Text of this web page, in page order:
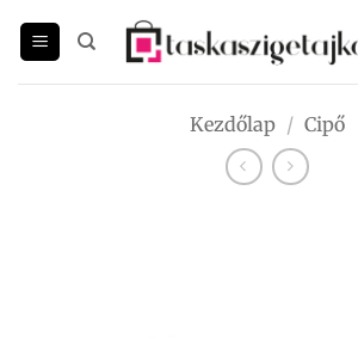
Kezdőlap / Cipő